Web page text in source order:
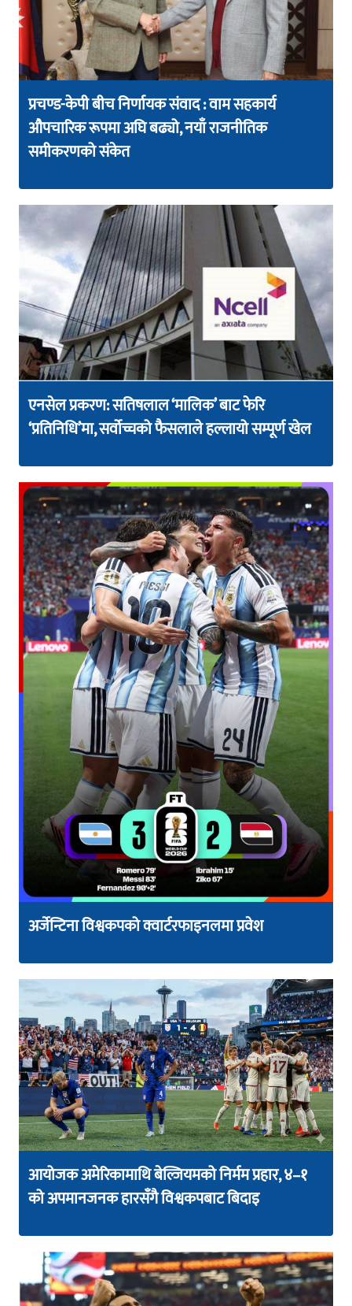
प्रचण्ड-केपी बीच निर्णायक संवाद : वाम सहकार्य
औपचारिक रूपमा अघि बढ्यो, नयाँ राजनीतिक
समीकरणको संकेत
एनसेल प्रकरण: सतिषलाल ‘मालिक’ बाट फेरि
‘प्रतिनिधि’मा, सर्वोच्चको फैसलाले हल्लायो सम्पूर्ण खेल
अर्जेन्टिना विश्वकपको क्वार्टरफाइनलमा प्रवेश
आयोजक अमेरिकामाथि बेल्जियमको निर्मम प्रहार, ४–१
को अपमानजनक हारसँगै विश्वकपबाट बिदाइ